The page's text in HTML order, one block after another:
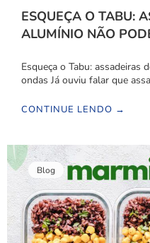
ESQUEÇA O TABU:
ALUMÍNIO NÃO
Esqueça o Tabu:
ondas Já ouviu falar que
CONTINUE LENDO →
Blog